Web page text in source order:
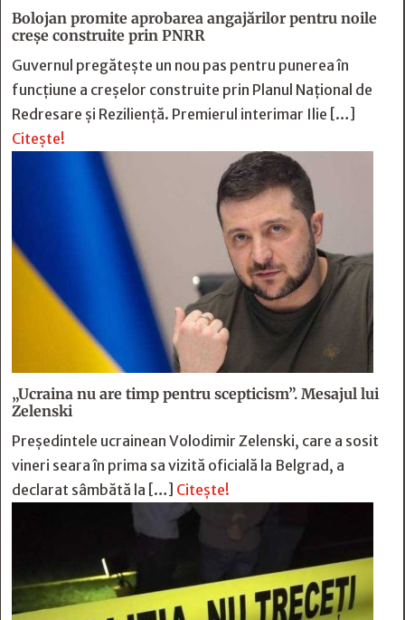
Bolojan promite aprobarea angajărilor pentru noile
creșe construite prin PNRR
Guvernul pregătește un nou pas pentru punerea în
funcțiune a creșelor construite prin Planul Național de
Redresare și Reziliență. Premierul interimar Ilie […]
Citește!
„Ucraina nu are timp pentru scepticism”. Mesajul lui
Zelenski
Preşedintele ucrainean Volodimir Zelenski, care a sosit
vineri seara în prima sa vizită oficială la Belgrad, a
declarat sâmbătă la […] Citește!